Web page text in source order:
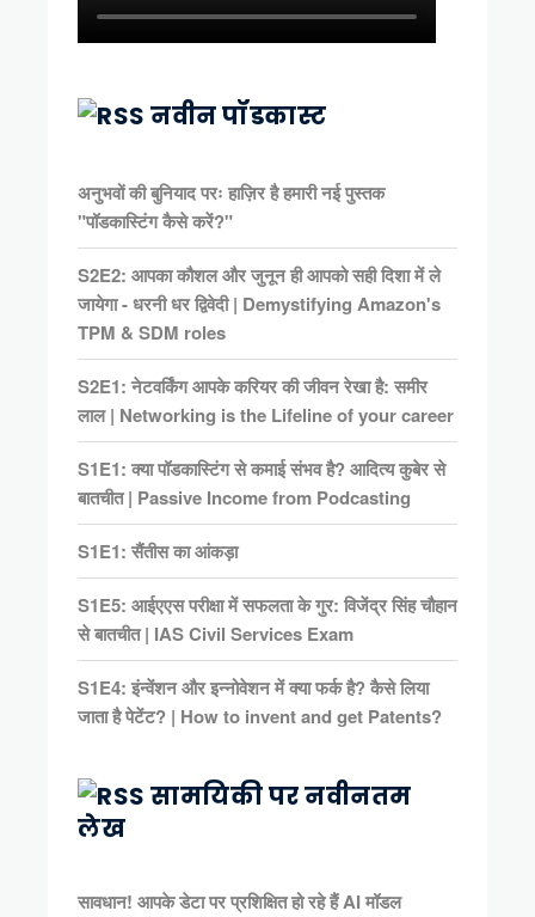
नवीन पॉडकास्ट
अनुभवों की बुनियाद परः हाज़िर है हमारी नई पुस्तक
"पॉडकास्टिंग कैसे करें?"
S2E2: आपका कौशल और जुनून ही आपको सही दिशा में ले
जायेगा - धरनी धर द्विवेदी | Demystifying Amazon's
TPM & SDM roles
S2E1: नेटवर्किंग आपके करियर की जीवन रेखा है: समीर
लाल | Networking is the Lifeline of your career
S1E1: क्या पॉडकास्टिंग से कमाई संभव है? आदित्य कुबेर से
बातचीत | Passive Income from Podcasting
S1E1: सैंतीस का आंकड़ा
S1E5: आईएएस परीक्षा में सफलता के गुर: विजेंद्र सिंह चौहान
से बातचीत | IAS Civil Services Exam
S1E4: इंन्वेंशन और इन्नोवेशन में क्या फर्क है? कैसे लिया
जाता है पेटेंट? | How to invent and get Patents?
सामयिकी पर नवीनतम
लेख
सावधान! आपके डेटा पर प्रशिक्षित हो रहे हैं AI मॉडल